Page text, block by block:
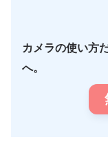
カメラの使い方
へ。